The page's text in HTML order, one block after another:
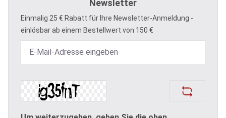
Newsletter
Einmalig 25 € Rabatt für Ihre Newsletter-Anmeldung -
einlösbar ab einem Bestellwert von 150 €